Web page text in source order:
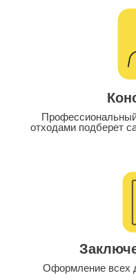
отходами подберет
Оформление всех